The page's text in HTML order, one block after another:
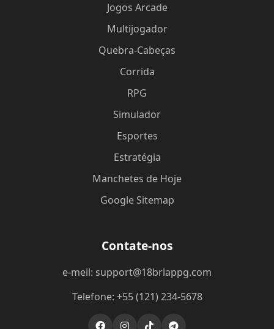
Jogos Arcade
Multijogador
Quebra-Cabeças
Corrida
RPG
Simulador
Esportes
Estratégia
Manchetes de Hoje
Google Sitemap
Contate-nos
e-meil: support@18brlappg.com
Telefone: +55 (121) 234-5678